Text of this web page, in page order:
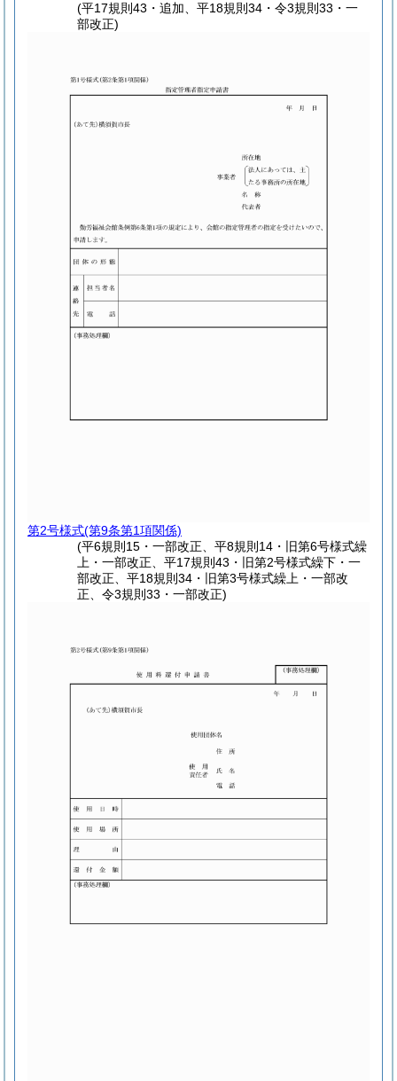
(平17規則43・追加、平18規則34・令3規則33・一
部改正)
第2号様式(第9条第1項関係)
(平6規則15・一部改正、平8規則14・旧第6号様式繰
上・一部改正、平17規則43・旧第2号様式繰下・一
部改正、平18規則34・旧第3号様式繰上・一部改
正、令3規則33・一部改正)